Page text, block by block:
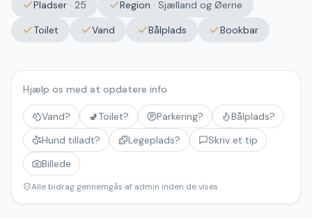
Ingen fil valgt
Pladser · 25 Region · Sjælland og Øerne
Toilet
Vand Bålplads Bookbar
Hjælp os med at opdatere info
Vand? 🚽Toilet? Parkering?
Bålplads?
Hund tilladt?
Legeplads?
Skriv et tip
Billede
Alle bidrag gennemgås af admin inden de vises